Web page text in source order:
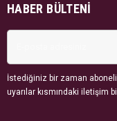
HABER BÜLTENI
İstediğiniz bir zaman
uyarılar kısmındaki iletişim